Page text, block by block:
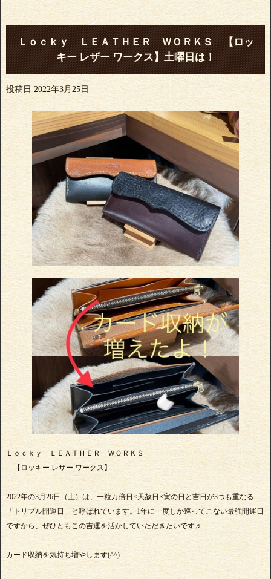
Ｌｏｃｋｙ ＬＥＡＴＨＥＲ ＷＯＲＫＳ 【ロッ
キー レザー ワークス】土曜日は！
投稿日 2022年3月25日
Ｌｏｃｋｙ ＬＥＡＴＨＥＲ ＷＯＲＫＳ
【ロッキー レザー ワークス】
2022年の3月26日（土）は、一粒万倍日×天赦日×寅の日と吉日が3つも重なる
「トリプル開運日」と呼ばれています。1年に一度しか巡ってこない最強開運日
ですから、ぜひともこの吉運を活かしていただきたいです♬
カード収納を気持ち増やします(^^)